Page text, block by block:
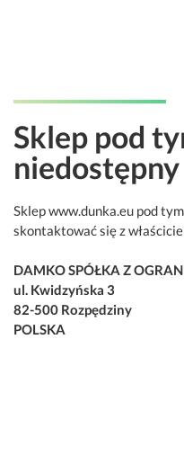
Sklep pod
niedostępny
Sklep www.dunka.eu pod
skontaktować się z
DAMKO SPÓŁKA Z
ul. Kwidzyńska 3
82-500 Rozpędziny
POLSKA